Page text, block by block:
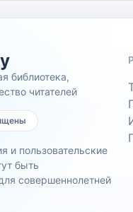
библиотека,
читателей
и пользовательские
быть
совершеннолетней